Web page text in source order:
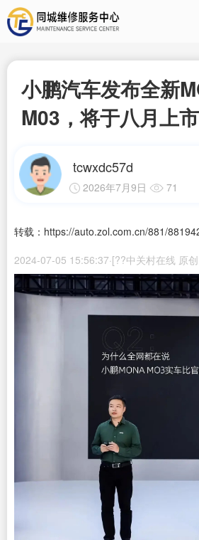
小鹏汽车发布全新
M03，将于八月上市
tcwxdc57d
2026年7月9日 71
转载：https://auto.zol.com.cn/881/
2024-07-05 15:56:37·[??中关村在线 原